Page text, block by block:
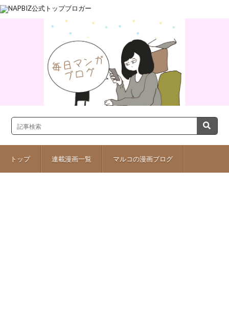
トップ 連載漫画一覧 マルコの漫画ブログ